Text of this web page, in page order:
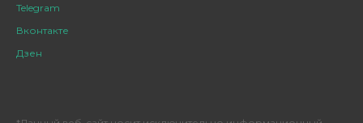
Telegram
Вконтакте
Дзен